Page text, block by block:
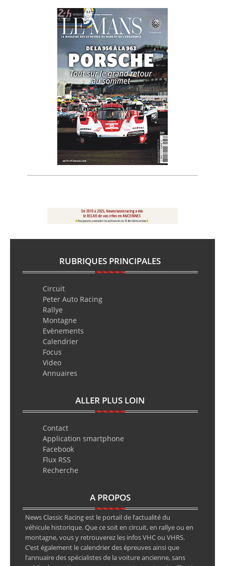
RUBRIQUES PRINCIPALES
Circuit
Peter Auto Racing
Rallye
Montagne
Evènements
Calendrier
Focus
Video
Annuaires
ALLER PLUS LOIN
Contact
Application smartphone
Facebook
Flux RSS
Recherche
A PROPOS
News Classic Racing est le portail de l’actualité du
véhicule historique. Que ce soit en circuit, en rallye ou en
montagne, vous y retrouverez les infos VHC ou VHRS.
C’est également le calendrier des épreuves ainsi que
l’annuaire des spécialistes de la voiture ancienne, sans